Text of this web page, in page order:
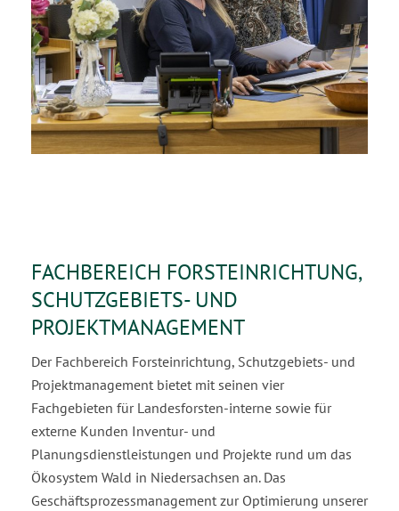
FACHBEREICH FORSTEINRICHTUNG,
SCHUTZGEBIETS- UND
PROJEKTMANAGEMENT
Der Fachbereich Forsteinrichtung, Schutzgebiets- und
Projektmanagement bietet mit seinen vier
Fachgebieten für Landesforsten-interne sowie für
externe Kunden Inventur- und
Planungsdienstleistungen und Projekte rund um das
Ökosystem Wald in Niedersachsen an. Das
Geschäftsprozessmanagement zur Optimierung unserer